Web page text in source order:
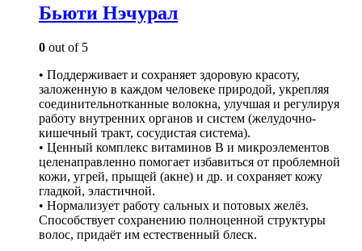
Бьюти Нэчурал
0 out of 5
• Поддерживает и сохраняет здоровую красоту,
заложенную в каждом человеке природой, укрепляя
соединительнотканные волокна, улучшая и регулируя
работу внутренних органов и систем (желудочно-
кишечный тракт, сосудистая система).
• Ценный комплекс витаминов В и микроэлементов
целенаправленно помогает избавиться от проблемной
кожи, угрей, прыщей (акне) и др. и сохраняет кожу
гладкой, эластичной.
• Нормализует работу сальных и потовых желёз.
Способствует сохранению полноценной структуры
волос, придаёт им естественный блеск.